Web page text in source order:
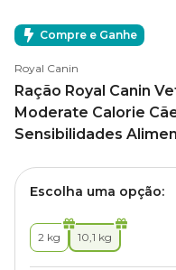
Compre e Ganhe
Royal Canin
Ração Royal Canin
Moderate Calorie
Sensibilidades
Escolha uma opção:
2 kg 10,1 kg